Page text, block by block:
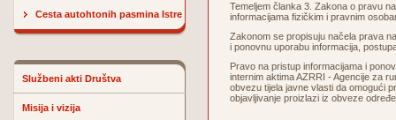
Cesta autohtonih pasmina Istre
Službeni akti Društva
Misija i vizija
Temeljem članka 3. Zakona o pravu
informacijama fizičkim i pravnim
Zakonom se propisuju načela prava
i ponovnu uporabu informacija,
Pravo na pristup informacijama i
internim aktima AZRRI - Agencije za
obvezu tijela javne vlasti da omogući
objavljivanje proizlazi iz obveze